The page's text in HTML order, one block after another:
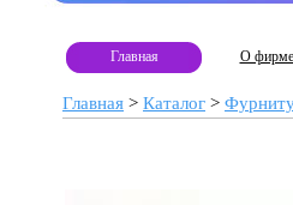
Главная О фирме
Главная > Каталог >